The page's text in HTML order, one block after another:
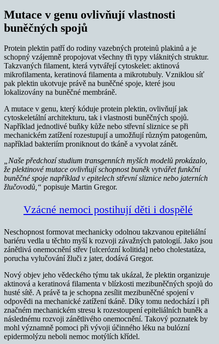
Mutace v genu ovlivňují vlastnosti
buněčných spojů
Protein plektin patří do rodiny vazebných proteinů plakinů a je
schopný vzájemně propojovat všechny tři typy vláknitých struktur.
Takzvaných filament, která vytvářejí cytoskelet: aktinová
mikrofilamenta, keratinová filamenta a mikrotubuly. Vzniklou síť
pak plektin ukotvuje právě na buněčné spoje, které jsou
lokalizovány na buněčné membráně.
A mutace v genu, který kóduje protein plektin, ovlivňují jak
cytoskeletální architekturu, tak i vlastnosti buněčných spojů.
Například jednotlivé buňky kůže nebo střevní sliznice se při
mechanickém zatížení rozestupují a umožňují různým patogenům,
například bakteriím proniknout do tkáně a vyvolat zánět.
„Naše předchozí studium transgenních myších modelů prokázalo,
že plektinové mutace ovlivňují schopnost buněk vytvářet funkční
buněčné spoje například v epitelech střevní sliznice nebo jaterních
žlučovodů,“ popisuje Martin Gregor.
Vzácné nemoci postihují děti i dospělé
Neschopnost formovat mechanicky odolnou takzvanou epiteliální
bariéru vedla u těchto myší k rozvoji závažných patologií. Jako jsou
zánětlivá onemocnění střev [ulcerózní kolitida] nebo cholestatáza,
porucha vylučování žluči z jater, dodává Gregor.
Nový objev jeho vědeckého týmu tak ukázal, že plektin organizuje
aktinová a keratinová filamenta v blízkosti mezibuněčných spojů do
husté sítě. A právě ta je schopna zesílit mezibuněčné spojení v
odpovědi na mechanické zatížení tkáně. Díky tomu nedochází i při
značném mechanickém stresu k rozestoupení epiteliálních buněk a
následnému rozvoji zánětlivého onemocnění. Takový poznatek by
mohl významně pomoci při vývoji účinného léku na bulózní
epidermolýzu neboli nemoc motýlích křídel.